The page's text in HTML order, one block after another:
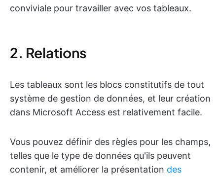
conviviale pour travailler avec vos tableaux.
2. Relations
Les tableaux sont les blocs constitutifs de tout
système de gestion de données, et leur création
dans Microsoft Access est relativement facile.
Vous pouvez définir des règles pour les champs,
telles que le type de données qu'ils peuvent
contenir, et améliorer la présentation des